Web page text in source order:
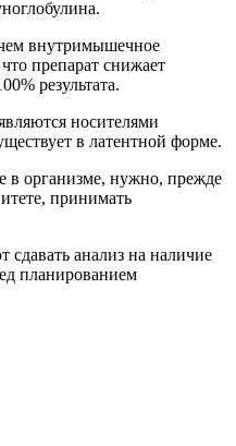
внутримышечное
препарат снижает
результата.
носителями
в латентной форме.
в организме, нужно, прежде
принимать
сдавать анализ на наличие
планированием